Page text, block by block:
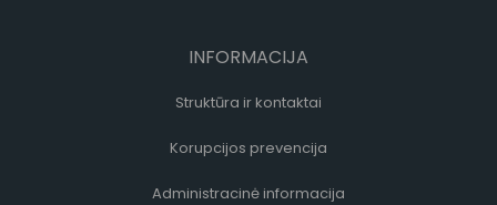
INFORMACIJA
Struktūra ir kontaktai
Korupcijos prevencija
Administracinė informacija